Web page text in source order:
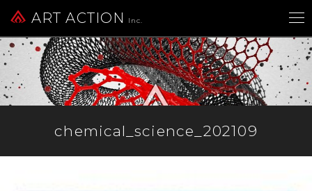
ART ACTION Inc.
chemical_science_202109